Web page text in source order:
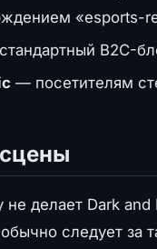
«esports-
B2C-
— посетителям
делает Dark and
следует за